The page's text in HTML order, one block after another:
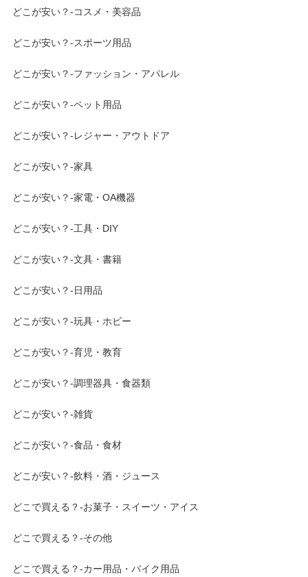
どこが安い？-コスメ・美容品
どこが安い？-スポーツ用品
どこが安い？-ファッション・アパレル
どこが安い？-ペット用品
どこが安い？-レジャー・アウトドア
どこが安い？-家具
どこが安い？-家電・OA機器
どこが安い？-工具・DIY
どこが安い？-文具・書籍
どこが安い？-日用品
どこが安い？-玩具・ホビー
どこが安い？-育児・教育
どこが安い？-調理器具・食器類
どこが安い？-雑貨
どこが安い？-食品・食材
どこが安い？-飲料・酒・ジュース
どこで買える？-お菓子・スイーツ・アイス
どこで買える？-その他
どこで買える？-カー用品・バイク用品